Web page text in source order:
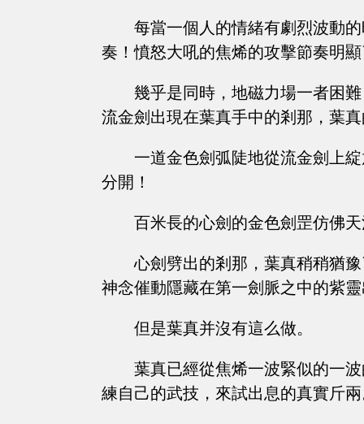
每當一個人的情緒有劇烈波動
奏！憤怒大吼的焦烯的攻擊節奏明
幾乎是同時，地磁力場一者困
流金劍出現在葉真手中的剎那，葉
一道金色劍弧陡地從流金劍上
分開！
百米長的心劍的金色劍罡仿佛
心劍劈出的剎那，葉真稍稍猶
神念催動隱藏在第一劍脈之中的紫
但是葉真并沒有這么做。
葉真已經從焦烯一波緊似的一
練自己的武技，來試出息的真實斤